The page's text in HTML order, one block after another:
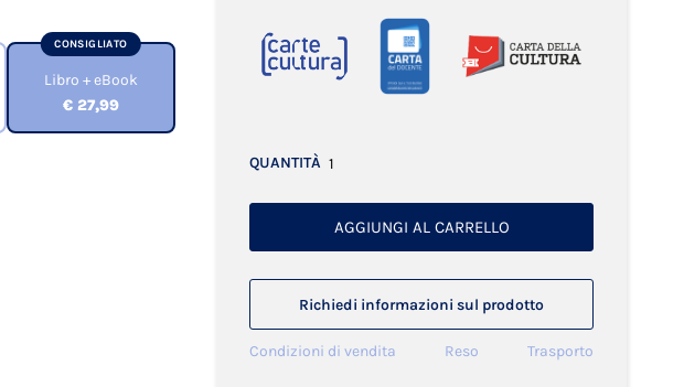
QUANTITÀ
AGGIUNGI AL CARRELLO
Richiedi informazioni sul prodotto
Condizioni di vendita Reso Trasporto
CONSIGLIATO
Libro + eBook
€ 27,99